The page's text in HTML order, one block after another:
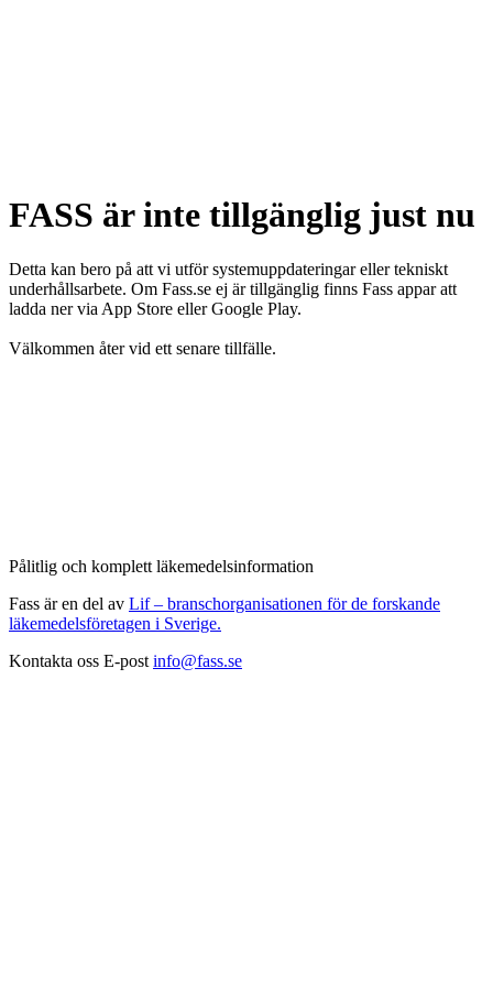
FASS är inte tillgänglig just nu
Detta kan bero på att vi utför systemuppdateringar eller tekniskt
underhållsarbete. Om Fass.se ej är tillgänglig finns Fass appar att
ladda ner via App Store eller Google Play.
Välkommen åter vid ett senare tillfälle.
Pålitlig och komplett läkemedelsinformation
Fass är en del av Lif – branschorganisationen för de forskande
läkemedelsföretagen i Sverige.
Kontakta oss E-post info@fass.se